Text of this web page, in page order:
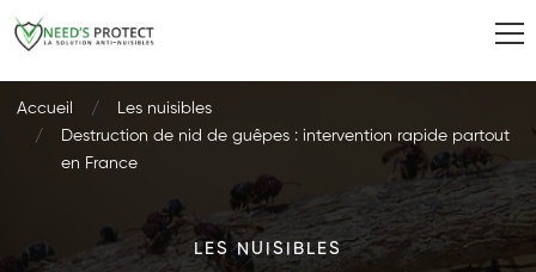
Accueil
Les nuisibles
Destruction de nid de guêpes : intervention rapide partout
en France
LES NUISIBLES